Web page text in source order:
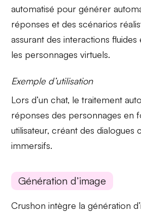
automatisé pour générer
réponses et des scénarios
assurant des interactions
les personnages virtuels.
Exemple d’utilisation
Lors d’un chat, letraitement
réponses des personnages en
utilisateur, créant des dialogues
immersifs.
Génération d’image
Crushon intègre lagénération